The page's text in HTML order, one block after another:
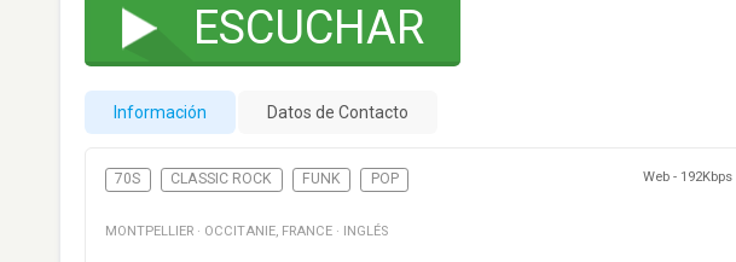
ESCUCHAR
Información Datos de Contacto
70S CLASSIC ROCK FUNK POP Web - 192Kbps
MONTPELLIER · OCCITANIE, FRANCE · INGLÉS